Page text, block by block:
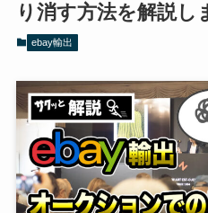
り消す方法を解説し
ebay輸出